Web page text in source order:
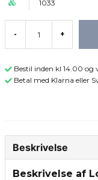
1033
- +
Bestil inden kl 14.00 og
Betal med Klarna eller
Beskrivelse
Beskrivelse af